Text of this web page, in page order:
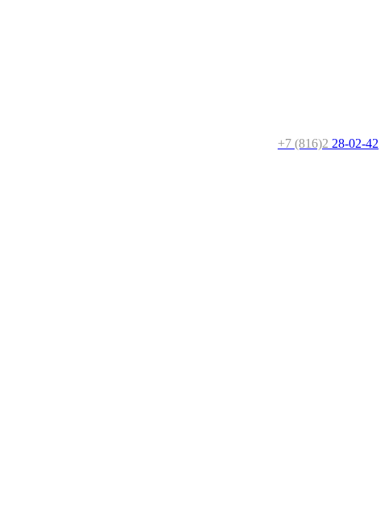
+7 (816)2 28-02-42